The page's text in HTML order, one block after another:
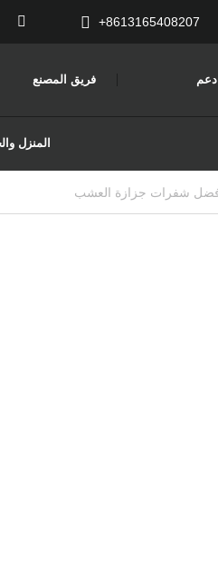
+8613165408207
فريق المصنع دعم
المنزل